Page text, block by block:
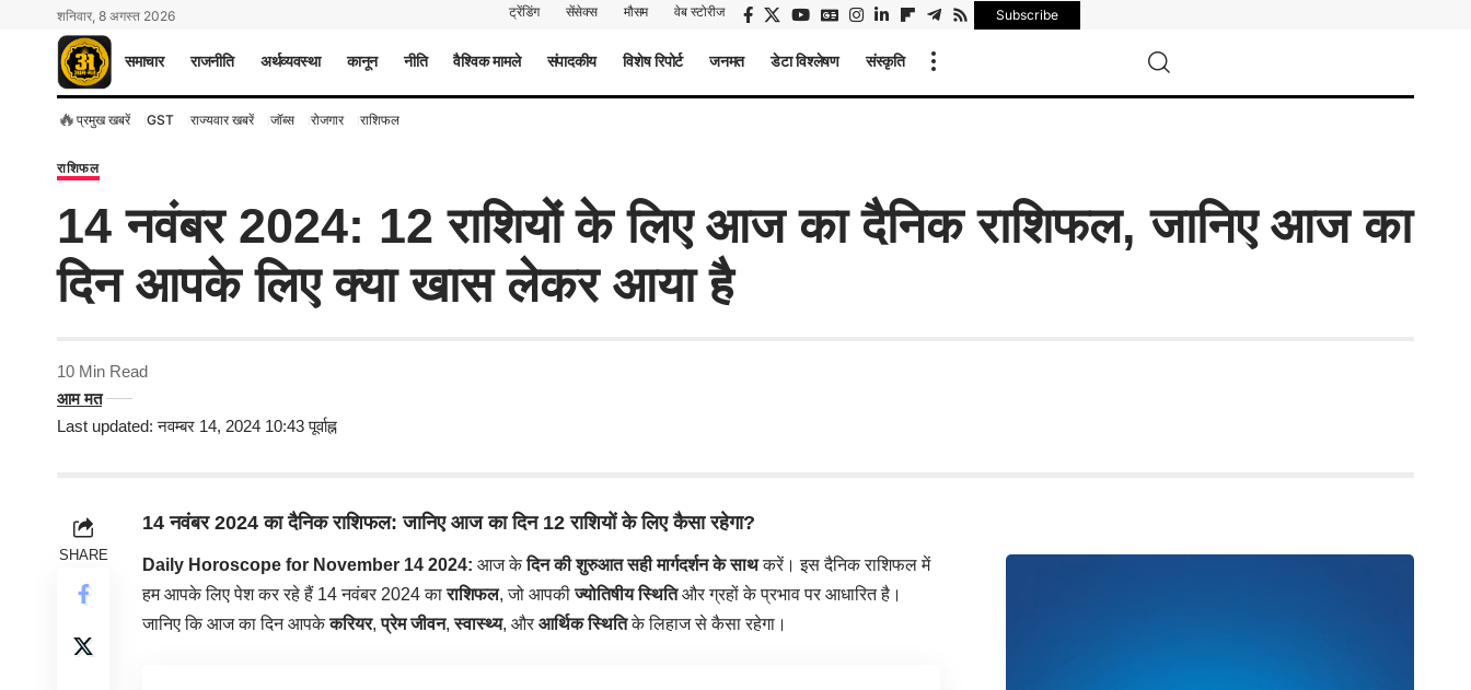
शनिवार, 8 अगस्त 2026 ट्रेंडिंग सेंसेक्स मौसम वेब स्टोरीज Subscribe
समाचार राजनीति अर्थव्यवस्था कानून नीति वैश्विक मामले संपादकीय विशेष रिपोर्ट जनमत डेटा विश्लेषण संस्कृति
🔥 प्रमुख खबरें GST राज्यवार खबरें जॉब्स रोजगार राशिफल
राशिफल
14 नवंबर 2024: 12 राशियों के लिए आज का दैनिक राशिफल, जानिए आज का
दिन आपके लिए क्या खास लेकर आया है
Last updated: नवम्बर 14, 2024 10:43 पूर्वाह्न
आम मत
10 Min Read
SHARE
14 नवंबर 2024 का दैनिक राशिफल: जानिए आज का दिन 12 राशियों के लिए कैसा रहेगा?
Daily Horoscope for November 14 2024: आज केदिन की शुरुआत सही मार्गदर्शन के साथकरें। इस दैनिक राशिफल में
हम आपके लिए पेश कर रहे हैं 14 नवंबर 2024 काराशिफल, जो आपकीज्योतिषीय स्थितिऔर ग्रहों के प्रभाव पर आधारित है।
जानिए कि आज का दिन आपकेकरियर,प्रेम जीवन,स्वास्थ्य, और आर्थिक स्थितिके लिहाज से कैसा रहेगा।